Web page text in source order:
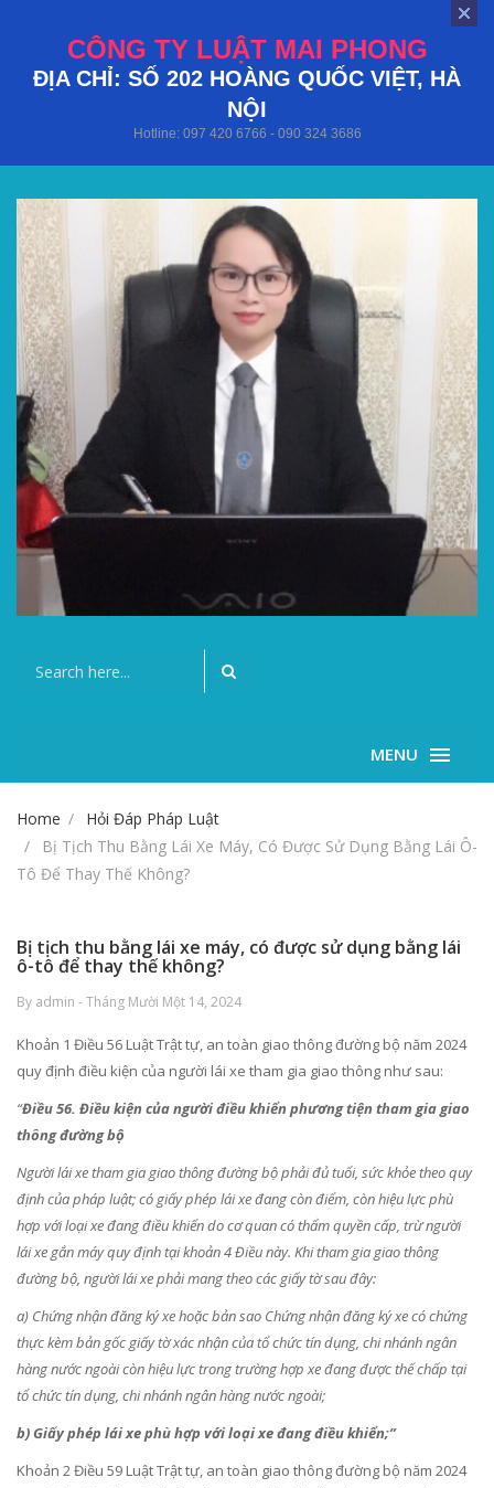
CÔNG TY LUẬT MAI PHONG
ĐỊA CHỈ: SỐ 202 HOÀNG QUỐC VIỆT, HÀ
NỘI
Hotline: 097 420 6766 - 090 324 3686
MENU
Home
Hỏi Đáp Pháp Luật
Bị Tịch Thu Bằng Lái Xe Máy, Có Được Sử Dụng Bằng Lái Ô-
Tô Để Thay Thế Không?
Bị tịch thu bằng lái xe máy, có được sử dụng bằng lái
ô-tô để thay thế không?
By admin - Tháng Mười Một 14, 2024
Khoản 1 Điều 56 Luật Trật tự, an toàn giao thông đường bộ năm 2024
quy định điều kiện của người lái xe tham gia giao thông như sau:
“Điều 56. Điều kiện của người điều khiển phương tiện tham gia giao
thông đường bộ
Người lái xe tham gia giao thông đường bộ phải đủ tuổi, sức khỏe theo quy
định của pháp luật; có giấy phép lái xe đang còn điểm, còn hiệu lực phù
hợp với loại xe đang điều khiển do cơ quan có thẩm quyền cấp, trừ người
lái xe gắn máy quy định tại khoản 4 Điều này. Khi tham gia giao thông
đường bộ, người lái xe phải mang theo các giấy tờ sau đây:
a) Chứng nhận đăng ký xe hoặc bản sao Chứng nhận đăng ký xe có chứng
thực kèm bản gốc giấy tờ xác nhận của tổ chức tín dụng, chi nhánh ngân
hàng nước ngoài còn hiệu lực trong trường hợp xe đang được thế chấp tại
tổ chức tín dụng, chi nhánh ngân hàng nước ngoài;
b) Giấy phép lái xe phù hợp với loại xe đang điều khiển;”
Khoản 2 Điều 59 Luật Trật tự, an toàn giao thông đường bộ năm 2024